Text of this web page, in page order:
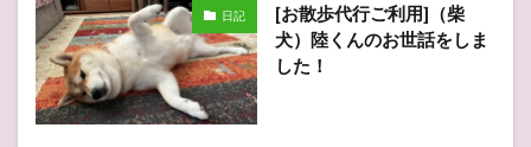
日記
[お散歩代行ご利用]（柴
犬）陸くんのお世話をしま
した！